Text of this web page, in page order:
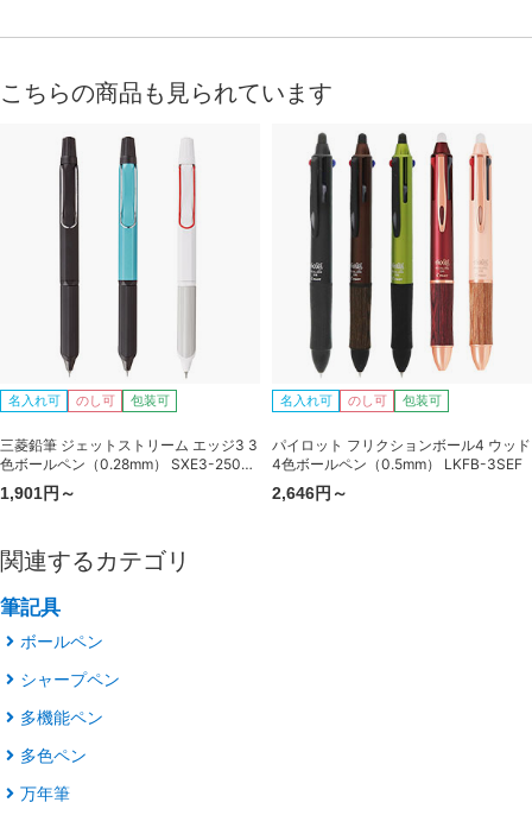
こちらの商品も見られています
名入れ可 のし可 包装可
三菱鉛筆 ジェットストリーム エッジ3 3
色ボールペン（0.28mm） SXE3-2503-
28
1,901円～
名入れ可 のし可 包装可
パイロット フリクションボール4 ウッド
4色ボールペン（0.5mm） LKFB-3SEF
2,646円～
関連するカテゴリ
筆記具
ボールペン
シャープペン
多機能ペン
多色ペン
万年筆